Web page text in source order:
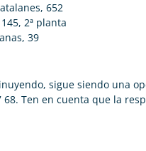
652
2ª planta
39
sigue siendo una
Ten en cuenta que la